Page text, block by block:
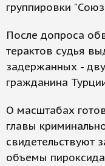
группировки
После допроса
терактов судья
задержанных -
гражданина
О масштабах
главы
свидетельствуют
объемы